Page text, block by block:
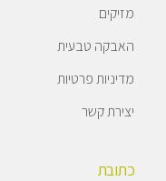
מזיקים
האבקה טבעית
מדיניות פרטיות
יצירת קשר
כתובת